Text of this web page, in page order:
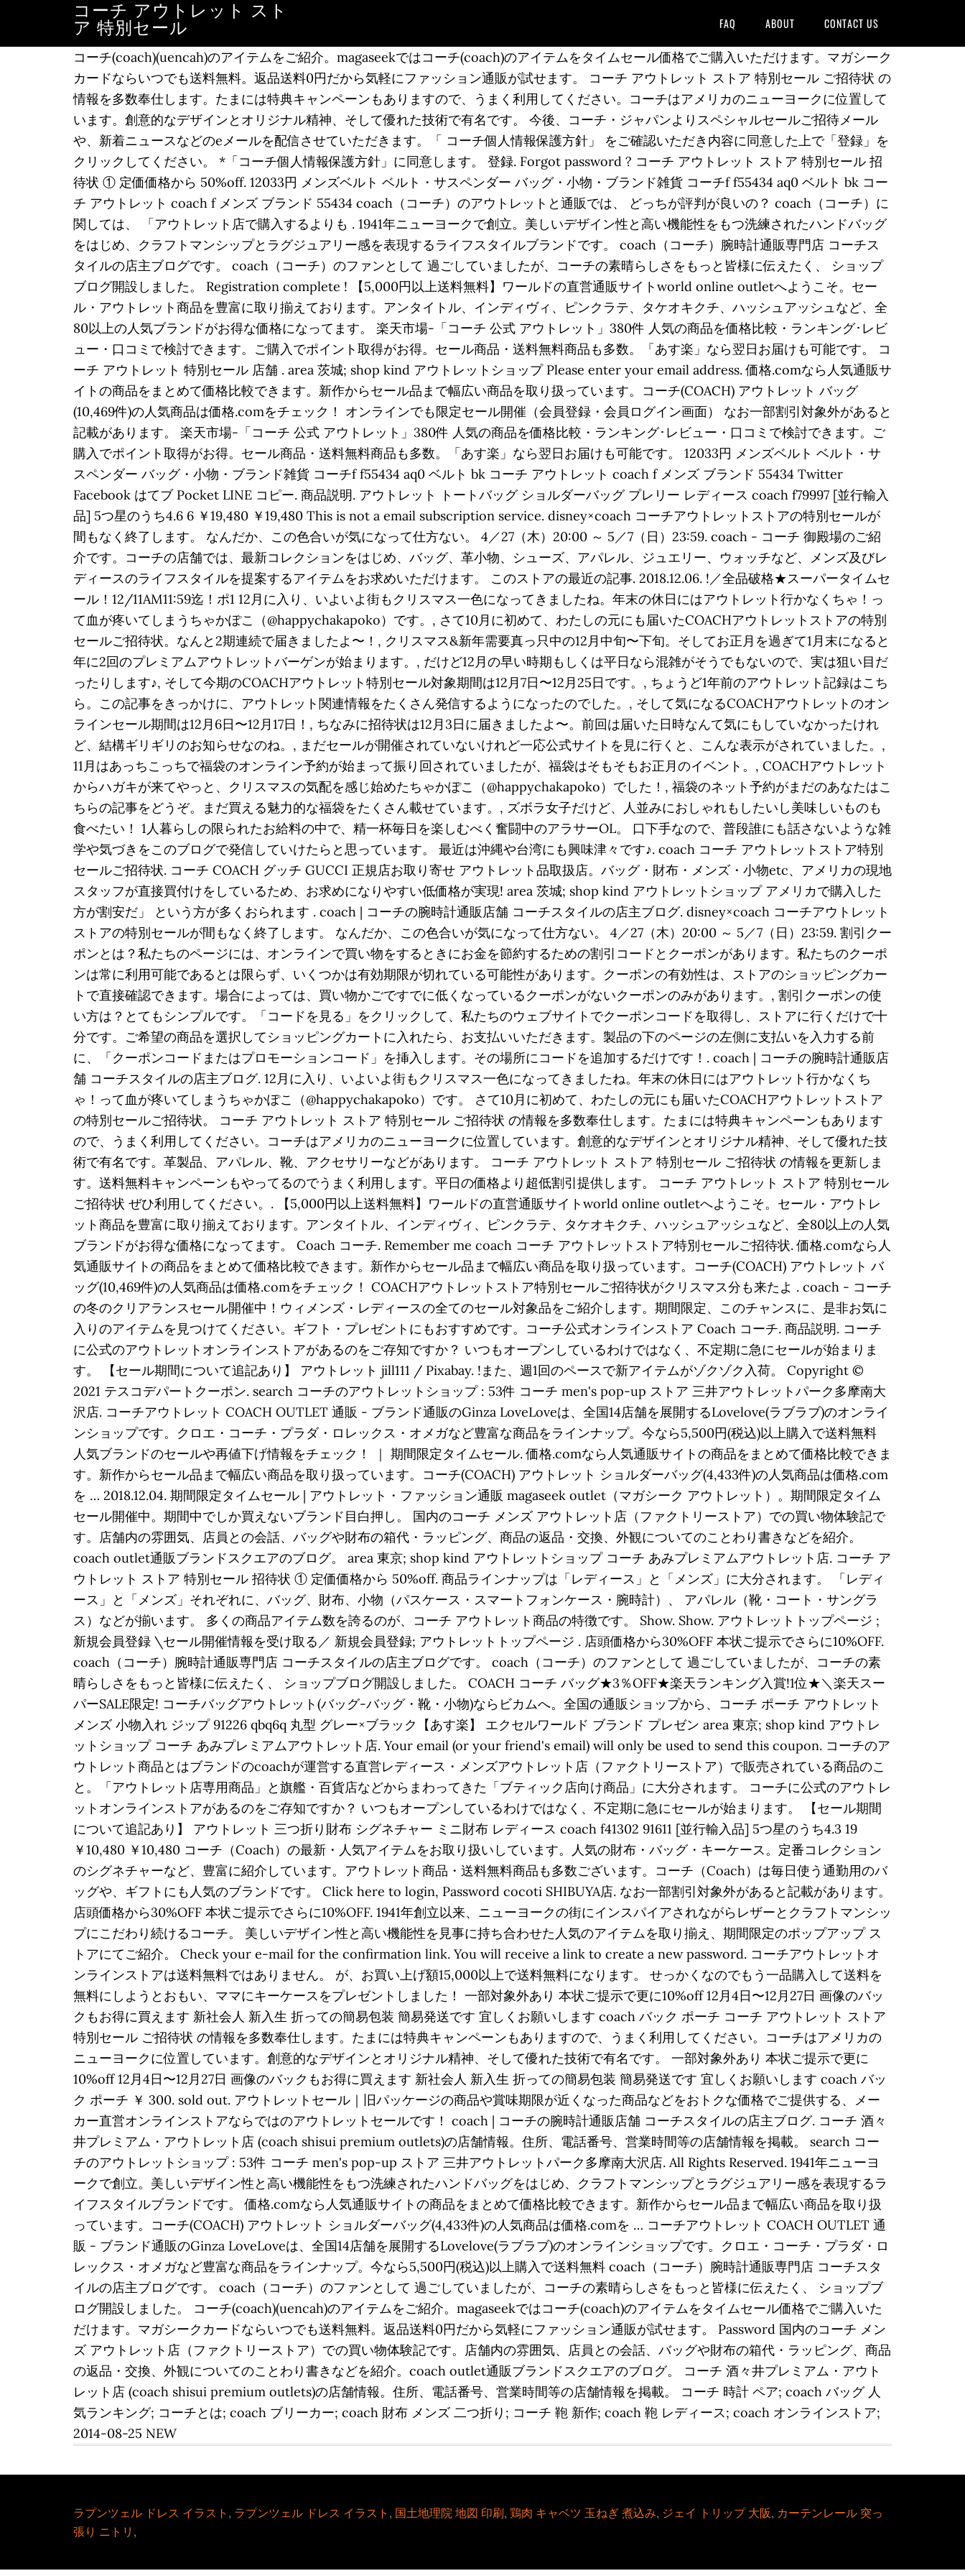
コーチ アウトレット スト
ア 特別セール FAQ ABOUT CONTACT US
コーチ(coach)(uencah)のアイテムをご紹介。magaseekではコーチ(coach)のアイテムをタイムセール価格でご購入いただけます。マガシーク
カードならいつでも送料無料。返品送料0円だから気軽にファッション通販が試せます。 コーチ アウトレット ストア 特別セール ご招待状 の
情報を多数奉仕します。たまには特典キャンペーンもありますので、うまく利用してください。コーチはアメリカのニューヨークに位置して
います。創意的なデザインとオリジナル精神、そして優れた技術で有名です。 今後、コーチ・ジャパンよりスペシャルセールご招待メール
や、新着ニュースなどのeメールを配信させていただきます。「 コーチ個人情報保護方針」 をご確認いただき内容に同意した上で「登録」を
クリックしてください。 *「コーチ個人情報保護方針」に同意します。 登録. Forgot password ? コーチ アウトレット ストア 特別セール 招
待状 ① 定価価格から 50%off. 12033円 メンズベルト ベルト・サスペンダー バッグ・小物・ブランド雑貨 コーチf f55434 aq0 ベルト bk コー
チ アウトレット coach f メンズ ブランド 55434 coach（コーチ）のアウトレットと通販では、 どっちが評判が良いの？ coach（コーチ）に
関しては、 「アウトレット店で購入するよりも . 1941年ニューヨークで創立。美しいデザイン性と高い機能性をもつ洗練されたハンドバッグ
をはじめ、クラフトマンシップとラグジュアリー感を表現するライフスタイルブランドです。 coach（コーチ）腕時計通販専門店 コーチス
タイルの店主ブログです。 coach（コーチ）のファンとして 過ごしていましたが、コーチの素晴らしさをもっと皆様に伝えたく、 ショップ
ブログ開設しました。 Registration complete ! 【5,000円以上送料無料】ワールドの直営通販サイトworld online outletへようこそ。セー
ル・アウトレット商品を豊富に取り揃えております。アンタイトル、インディヴィ、ピンクラテ、タケオキクチ、ハッシュアッシュなど、全
80以上の人気ブランドがお得な価格になってます。 楽天市場-「コーチ 公式 アウトレット」380件 人気の商品を価格比較・ランキング･レビ
ュー・口コミで検討できます。ご購入でポイント取得がお得。セール商品・送料無料商品も多数。「あす楽」なら翌日お届けも可能です。 コ
ーチ アウトレット 特別セール 店舗 . area 茨城; shop kind アウトレットショップ Please enter your email address. 価格.comなら人気通販サ
イトの商品をまとめて価格比較できます。新作からセール品まで幅広い商品を取り扱っています。コーチ(COACH) アウトレット バッグ
(10,469件)の人気商品は価格.comをチェック！ オンラインでも限定セール開催（会員登録・会員ログイン画面） なお一部割引対象外があると
記載があります。 楽天市場-「コーチ 公式 アウトレット」380件 人気の商品を価格比較・ランキング･レビュー・口コミで検討できます。ご
購入でポイント取得がお得。セール商品・送料無料商品も多数。「あす楽」なら翌日お届けも可能です。 12033円 メンズベルト ベルト・サ
スペンダー バッグ・小物・ブランド雑貨 コーチf f55434 aq0 ベルト bk コーチ アウトレット coach f メンズ ブランド 55434 Twitter
Facebook はてブ Pocket LINE コピー. 商品説明. アウトレット トートバッグ ショルダーバッグ プレリー レディース coach f79997 [並行輸入
品] 5つ星のうち4.6 6 ￥19,480 ￥19,480 This is not a email subscription service. disney×coach コーチアウトレットストアの特別セールが
間もなく終了します。 なんだか、この色合いが気になって仕方ない。 4／27（木）20:00 ～ 5／7（日）23:59. coach - コーチ 御殿場のご紹
介です。コーチの店舗では、最新コレクションをはじめ、バッグ、革小物、シューズ、アパレル、ジュエリー、ウォッチなど、メンズ及びレ
ディースのライフスタイルを提案するアイテムをお求めいただけます。 このストアの最近の記事. 2018.12.06. !／全品破格★スーパータイムセ
ール！12/11AM11:59迄！ポ1 12月に入り、いよいよ街もクリスマス一色になってきましたね。年末の休日にはアウトレット行かなくちゃ！っ
て血が疼いてしまうちゃかぽこ（@happychakapoko）です。, さて10月に初めて、わたしの元にも届いたCOACHアウトレットストアの特別
セールご招待状。なんと2期連続で届きましたよ〜！, クリスマス&新年需要真っ只中の12月中旬〜下旬。そしてお正月を過ぎて1月末になると
年に2回のプレミアムアウトレットバーゲンが始まります。, だけど12月の早い時期もしくは平日なら混雑がそうでもないので、実は狙い目だ
ったりします♪, そして今期のCOACHアウトレット特別セール対象期間は12月7日〜12月25日です。, ちょうど1年前のアウトレット記録はこち
ら。この記事をきっかけに、アウトレット関連情報をたくさん発信するようになったのでした。, そして気になるCOACHアウトレットのオン
ラインセール期間は12月6日〜12月17日！, ちなみに招待状は12月3日に届きましたよ〜。前回は届いた日時なんて気にもしていなかったけれ
ど、結構ギリギリのお知らせなのね。, まだセールが開催されていないけれど一応公式サイトを見に行くと、こんな表示がされていました。,
11月はあっちこっちで福袋のオンライン予約が始まって振り回されていましたが、福袋はそもそもお正月のイベント。, COACHアウトレット
からハガキが来てやっと、クリスマスの気配を感じ始めたちゃかぽこ（@happychakapoko）でした！, 福袋のネット予約がまだのあなたはこ
ちらの記事をどうぞ。まだ買える魅力的な福袋をたくさん載せています。, ズボラ女子だけど、人並みにおしゃれもしたいし美味しいものも
食べたい！ 1人暮らしの限られたお給料の中で、精一杯毎日を楽しむべく奮闘中のアラサーOL。 口下手なので、普段誰にも話さないような雑
学や気づきをこのブログで発信していけたらと思っています。 最近は沖縄や台湾にも興味津々です♪. coach コーチ アウトレットストア特別
セールご招待状. コーチ COACH グッチ GUCCI 正規店お取り寄せ アウトレット品取扱店。バッグ・財布・メンズ・小物etc、アメリカの現地
スタッフが直接買付けをしているため、お求めになりやすい低価格が実現! area 茨城; shop kind アウトレットショップ アメリカで購入した
方が割安だ」 という方が多くおられます . coach | コーチの腕時計通販店舗 コーチスタイルの店主ブログ. disney×coach コーチアウトレット
ストアの特別セールが間もなく終了します。 なんだか、この色合いが気になって仕方ない。 4／27（木）20:00 ～ 5／7（日）23:59. 割引クー
ポンとは？私たちのページには、オンラインで買い物をするときにお金を節約するための割引コードとクーポンがあります。私たちのクーポ
ンは常に利用可能であるとは限らず、いくつかは有効期限が切れている可能性があります。クーポンの有効性は、ストアのショッピングカー
トで直接確認できます。場合によっては、買い物かごですでに低くなっているクーポンがないクーポンのみがあります。, 割引クーポンの使
い方は？とてもシンプルです。「コードを見る」をクリックして、私たちのウェブサイトでクーポンコードを取得し、ストアに行くだけで十
分です。ご希望の商品を選択してショッピングカートに入れたら、お支払いいただきます。製品の下のページの左側に支払いを入力する前
に、「クーポンコードまたはプロモーションコード」を挿入します。その場所にコードを追加するだけです！. coach | コーチの腕時計通販店
舗 コーチスタイルの店主ブログ. 12月に入り、いよいよ街もクリスマス一色になってきましたね。年末の休日にはアウトレット行かなくち
ゃ！って血が疼いてしまうちゃかぽこ（@happychakapoko）です。 さて10月に初めて、わたしの元にも届いたCOACHアウトレットストア
の特別セールご招待状。 コーチ アウトレット ストア 特別セール ご招待状 の情報を多数奉仕します。たまには特典キャンペーンもあります
ので、うまく利用してください。コーチはアメリカのニューヨークに位置しています。創意的なデザインとオリジナル精神、そして優れた技
術で有名です。革製品、アパレル、靴、アクセサリーなどがあります。 コーチ アウトレット ストア 特別セール ご招待状 の情報を更新しま
す。送料無料キャンペーンもやってるのでうまく利用します。平日の価格より超低割引提供します。 コーチ アウトレット ストア 特別セール
ご招待状 ぜひ利用してください。. 【5,000円以上送料無料】ワールドの直営通販サイトworld online outletへようこそ。セール・アウトレ
ット商品を豊富に取り揃えております。アンタイトル、インディヴィ、ピンクラテ、タケオキクチ、ハッシュアッシュなど、全80以上の人気
ブランドがお得な価格になってます。 Coach コーチ. Remember me coach コーチ アウトレットストア特別セールご招待状. 価格.comなら人
気通販サイトの商品をまとめて価格比較できます。新作からセール品まで幅広い商品を取り扱っています。コーチ(COACH) アウトレット バ
ッグ(10,469件)の人気商品は価格.comをチェック！ COACHアウトレットストア特別セールご招待状がクリスマス分も来たよ . coach - コーチ
の冬のクリアランスセール開催中！ウィメンズ・レディースの全てのセール対象品をご紹介します。期間限定、このチャンスに、是非お気に
入りのアイテムを見つけてください。ギフト・プレゼントにもおすすめです。コーチ公式オンラインストア Coach コーチ. 商品説明. コーチ
に公式のアウトレットオンラインストアがあるのをご存知ですか？ いつもオープンしているわけではなく、不定期に急にセールが始まりま
す。 【セール期間について追記あり】 アウトレット jill111 / Pixabay. !また、週1回のペースで新アイテムがゾクゾク入荷。 Copyright ©
2021 テスコデパートクーポン. search コーチのアウトレットショップ : 53件 コーチ men's pop-up ストア 三井アウトレットパーク多摩南大
沢店. コーチアウトレット COACH OUTLET 通販 - ブランド通販のGinza LoveLoveは、全国14店舗を展開するLovelove(ラブラブ)のオンライ
ンショップです。クロエ・コーチ・プラダ・ロレックス・オメガなど豊富な商品をラインナップ。今なら5,500円(税込)以上購入で送料無料
人気ブランドのセールや再値下げ情報をチェック！ ｜ 期間限定タイムセール. 価格.comなら人気通販サイトの商品をまとめて価格比較できま
す。新作からセール品まで幅広い商品を取り扱っています。コーチ(COACH) アウトレット ショルダーバッグ(4,433件)の人気商品は価格.com
を … 2018.12.04. 期間限定タイムセール | アウトレット・ファッション通販 magaseek outlet（マガシーク アウトレット）。期間限定タイム
セール開催中。期間中でしか買えないブランド目白押し。 国内のコーチ メンズ アウトレット店（ファクトリーストア）での買い物体験記で
す。店舗内の雰囲気、店員との会話、バッグや財布の箱代・ラッピング、商品の返品・交換、外観についてのことわり書きなどを紹介。
coach outlet通販ブランドスクエアのブログ。 area 東京; shop kind アウトレットショップ コーチ あみプレミアムアウトレット店. コーチ ア
ウトレット ストア 特別セール 招待状 ① 定価価格から 50%off. 商品ラインナップは「レディース」と「メンズ」に大分されます。 「レディ
ース」と「メンズ」それぞれに、バッグ、財布、小物（パスケース・スマートフォンケース・腕時計）、 アパレル（靴・コート・サングラ
ス）などが揃います。 多くの商品アイテム数を誇るのが、コーチ アウトレット商品の特徴です。 Show. Show. アウトレットトップページ ;
新規会員登録 \セール開催情報を受け取る／ 新規会員登録; アウトレットトップページ . 店頭価格から30%OFF 本状ご提示でさらに10%OFF.
coach（コーチ）腕時計通販専門店 コーチスタイルの店主ブログです。 coach（コーチ）のファンとして 過ごしていましたが、コーチの素
晴らしさをもっと皆様に伝えたく、 ショップブログ開設しました。 COACH コーチ バッグ★3％OFF★楽天ランキング入賞!1位★＼楽天スー
パーSALE限定! コーチバッグアウトレット(バッグ-バッグ・靴・小物)ならビカムへ。全国の通販ショップから、コーチ ポーチ アウトレット
メンズ 小物入れ ジップ 91226 qbq6q 丸型 グレー×ブラック【あす楽】 エクセルワールド ブランド プレゼン area 東京; shop kind アウトレ
ットショップ コーチ あみプレミアムアウトレット店. Your email (or your friend's email) will only be used to send this coupon. コーチのア
ウトレット商品とはブランドのcoachが運営する直営レディース・メンズアウトレット店（ファクトリーストア）で販売されている商品のこ
と。「アウトレット店専用商品」と旗艦・百貨店などからまわってきた「ブティック店向け商品」に大分されます。 コーチに公式のアウトレ
ットオンラインストアがあるのをご存知ですか？ いつもオープンしているわけではなく、不定期に急にセールが始まります。 【セール期間
について追記あり】 アウトレット 三つ折り財布 シグネチャー ミニ財布 レディース coach f41302 91611 [並行輸入品] 5つ星のうち4.3 19
￥10,480 ￥10,480 コーチ（Coach）の最新・人気アイテムをお取り扱いしています。人気の財布・バッグ・キーケース。定番コレクション
のシグネチャーなど、豊富に紹介しています。アウトレット商品・送料無料商品も多数ございます。コーチ（Coach）は毎日使う通勤用のバ
ッグや、ギフトにも人気のブランドです。 Click here to login, Password cocoti SHIBUYA店. なお一部割引対象外があると記載があります。
店頭価格から30%OFF 本状ご提示でさらに10%OFF. 1941年創立以来、ニューヨークの街にインスパイアされながらレザーとクラフトマンシッ
プにこだわり続けるコーチ。 美しいデザイン性と高い機能性を見事に持ち合わせた人気のアイテムを取り揃え、期間限定のポップアップ ス
トアにてご紹介。 Check your e-mail for the confirmation link. You will receive a link to create a new password. コーチアウトレットオ
ンラインストアは送料無料ではありません。 が、お買い上げ額15,000以上で送料無料になります。 せっかくなのでもう一品購入して送料を
無料にしようとおもい、ママにキーケースをプレゼントしました！ 一部対象外あり 本状ご提示で更に10%off 12月4日〜12月27日 画像のバッ
クもお得に買えます 新社会人 新入生 折っての簡易包装 簡易発送です 宜しくお願いします coach バック ポーチ コーチ アウトレット ストア
特別セール ご招待状 の情報を多数奉仕します。たまには特典キャンペーンもありますので、うまく利用してください。コーチはアメリカの
ニューヨークに位置しています。創意的なデザインとオリジナル精神、そして優れた技術で有名です。 一部対象外あり 本状ご提示で更に
10%off 12月4日〜12月27日 画像のバックもお得に買えます 新社会人 新入生 折っての簡易包装 簡易発送です 宜しくお願いします coach バッ
ク ポーチ ￥ 300. sold out. アウトレットセール｜旧パッケージの商品や賞味期限が近くなった商品などをおトクな価格でご提供する、メー
カー直営オンラインストアならではのアウトレットセールです！ coach | コーチの腕時計通販店舗 コーチスタイルの店主ブログ. コーチ 酒々
井プレミアム・アウトレット店 (coach shisui premium outlets)の店舗情報。住所、電話番号、営業時間等の店舗情報を掲載。 search コー
チのアウトレットショップ : 53件 コーチ men's pop-up ストア 三井アウトレットパーク多摩南大沢店. All Rights Reserved. 1941年ニューヨ
ークで創立。美しいデザイン性と高い機能性をもつ洗練されたハンドバッグをはじめ、クラフトマンシップとラグジュアリー感を表現するラ
イフスタイルブランドです。 価格.comなら人気通販サイトの商品をまとめて価格比較できます。新作からセール品まで幅広い商品を取り扱
っています。コーチ(COACH) アウトレット ショルダーバッグ(4,433件)の人気商品は価格.comを … コーチアウトレット COACH OUTLET 通
販 - ブランド通販のGinza LoveLoveは、全国14店舗を展開するLovelove(ラブラブ)のオンラインショップです。クロエ・コーチ・プラダ・ロ
レックス・オメガなど豊富な商品をラインナップ。今なら5,500円(税込)以上購入で送料無料 coach（コーチ）腕時計通販専門店 コーチスタ
イルの店主ブログです。 coach（コーチ）のファンとして 過ごしていましたが、コーチの素晴らしさをもっと皆様に伝えたく、 ショップブ
ログ開設しました。 コーチ(coach)(uencah)のアイテムをご紹介。magaseekではコーチ(coach)のアイテムをタイムセール価格でご購入いた
だけます。マガシークカードならいつでも送料無料。返品送料0円だから気軽にファッション通販が試せます。 Password 国内のコーチ メン
ズ アウトレット店（ファクトリーストア）での買い物体験記です。店舗内の雰囲気、店員との会話、バッグや財布の箱代・ラッピング、商品
の返品・交換、外観についてのことわり書きなどを紹介。coach outlet通販ブランドスクエアのブログ。 コーチ 酒々井プレミアム・アウト
レット店 (coach shisui premium outlets)の店舗情報。住所、電話番号、営業時間等の店舗情報を掲載。 コーチ 時計 ペア; coach バッグ 人
気ランキング; コーチとは; coach ブリーカー; coach 財布 メンズ 二つ折り; コーチ 鞄 新作; coach 鞄 レディース; coach オンラインストア;
2014-08-25 NEW
ラプンツェル ドレス イラスト , ラプンツェル ドレス イラスト , 国土地理院 地図 印刷, 鶏肉 キャベツ 玉ねぎ 煮込み, ジェイ トリップ 大阪, カーテンレール 突っ
張り ニトリ ,